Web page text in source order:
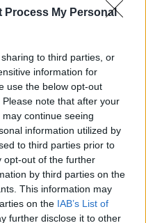
Process My Personal
to third parties, or
information for
use the below opt-out
note that after your
continue seeing
information utilized by
to third parties prior to
opt-out of the further
by third parties on the
This information may
on the IAB’s List of
further disclose it to other
T A
R
:
: